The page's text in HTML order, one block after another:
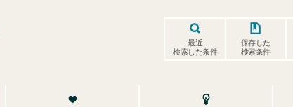
最近
検索した条件
保存した
検索条件